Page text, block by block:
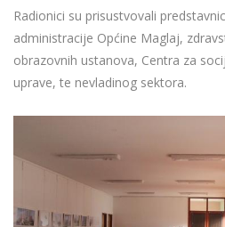
Radionici su prisustvovali
administracije Općine Maglaj,
obrazovnih ustanova, Centra za
uprave, te nevladinog sektora.